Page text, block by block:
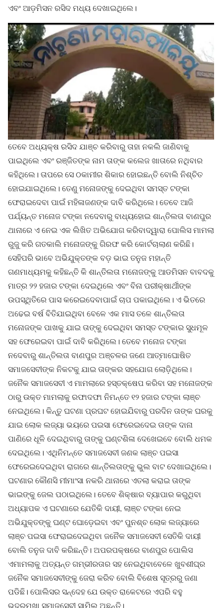
ଏବଂ ଆଡ଼ମିସନ ରସିଦ ମଧ୍ୟ ଦେଖାଇଥିଲେ।
ତେବେ ଅଧ୍ୟକ୍ଷ ରସିଦ ଯାଞ୍ଚ କରିବାରୁ ତାହା ନକଲି ଜାଣିବାକୁ
ପାଇଥିଲେ ଏବଂ ରଞ୍ଜିତଙ୍କ ନାମ ତାଙ୍କ କଲେଜ ଖାତାରେ ନଥିବାର
କହିଥିଲେ। ତାପରେ ସେ ଠକାମୀର ଶିକାର ହୋଇଛନ୍ତି ବୋଲି ନିଶ୍ଚିତ
ହୋଇଯାଇଥିଲେ। ତେଣୁ ମନୋଜଙ୍କୁ ଦେଇଥିବା ସମସ୍ତ ଟଙ୍କା
ଫେରାଇଦେବା ପାଇଁ ମହିଳାଜଣଙ୍କ ଦାବି କରିଥିଲେ। ତେବେ ଆଜି
ପର୍ଯ୍ୟନ୍ତ ମନୋଜ ଟଙ୍କା ନଦେବାରୁ ବାଧ୍ୟହୋଇ ଶାନ୍ତିଲତା ବାଣପୁର
ଥାନାରେ ଏ ନେଇ ଏକ ଲିଖିତ ଅଭିଯୋଗ କରିବାଦ୍ୱାରା ପୋଲିସ ମାମଲା
ରୁଜୁ କରି ଗତକାଲି ମନୋଜଙ୍କୁ ଗିରଫ କରି କୋର୍ଟଚାଲାଣ କରିଛି।
ସେହିପରି ଭାବେ ଅଭିଯୁକ୍ତଙ୍କ ବଡ଼ ଭାଇ ତନୁଜ ମହାନ୍ତି
ଗଣମାଧ୍ୟମକୁ କହିଛନ୍ତି କି ଶାନ୍ତିଲତା ମନୋଜଙ୍କୁ ଆଡମିସନ ବାବଦକୁ
ମାତ୍ର ୨୨ ହଜାର ଟଙ୍କା ଦେଇଥିଲେ ଏବଂ ବିନା ପରୀକ୍ଷାର୍ଥୀଙ୍କ
ଉପସ୍ଥିତିରେ ପାସ କରେଇଦେବାପାଇଁ ଚାପ ପକାଇଥିଲେ। ଏ ଭିତରେ
ଅଢେଇ ବର୍ଷ ବିତିଯାଇଥିବା ବେଳେ ଏକ ମାସ ତଳେ ଶାନ୍ତିଲତା
ମନୋଜଙ୍କ ପାଖକୁ ଯାଇ ତାଙ୍କୁ ଦେଇଥିବା ସମସ୍ତ ଟଙ୍କାର ସୁଧମୂଳ
ସହ ଫେରେଇବା ପାଇଁ ଦାବି କରିଥିଲେ। ତେବେ ମନୋଜ ଟଙ୍କା
ନଦେବାରୁ ଶାନ୍ତିଲତା ବାଣପୁର ଅଞ୍ଚଳର ଜଣେ ଆତ୍ମାଘୋଷିତ
ସମାଜସେବୀଙ୍କ ନିକଟକୁ ଯାଇ ତାଙ୍କର ସହଯୋଗ ଲୋଡ଼ିଥିଲେ।
ଜନୈକ ସମାଜସେବୀ ଏ ମାମଲାରେ ହସ୍ତକ୍ଷେପ କରିବା ସହ ମନୋଜଙ୍କ
ଠାରୁ ଉକ୍ତ ମାମଲାକୁ ରଫାଦଫା ନିମନ୍ତେ ୧୨ ହଜାର ଟଙ୍କା ଲାଞ୍ଚ
ନେଇଥିଲେ। କିନ୍ତୁ ଘଟଣା ପ୍ରଘଟ ହୋଇଯିବାରୁ ପରଦିନ ତାଙ୍କ ଘରକୁ
ଯାଇ ଲୋକ ଲଜ୍ୟା ଭୟରେ ପଇସା ଫେରେଇଦେଇ ତାଙ୍କ ଦାନା
ପାଣିରେ ଧୂଳି ଦେଇଥିବାରୁ ତାଙ୍କୁ ଘଣ୍ଟଶିଳା ଦେଖେଇବେ ବୋଲି ଧମକ
ଦେଇଥିଲେ। ଏଥିନିମନ୍ତେ ସମାଜସେବୀ ଜଣକ ଲାଞ୍ଚ ପଇସା
ଫେରେଇଦେଇଥିବା ରାଗରେ ଶାନ୍ତିଲତାଙ୍କୁ ଭୁଲ ବାଟ ଦେଖାଇଥିଲେ।
ଘଟଣାର କୌଣସି ମୀମାଂସା ନକରି ଥାନାରେ ଏତଲା କରାଇ ତାଙ୍କ
ଭାଇଙ୍କୁ ଜେଲ ପଠାଇଥିଲେ। ତେବେ ଶିକ୍ଷାର ବ୍ୟାପାର କରୁଥିବା
ଅଧ୍ୟାପକ ଏ ଘଟଣାରେ ଯେତିକି ଦାୟୀ, ଲାଞ୍ଚ ଟଙ୍କା ନେଇ
ଅଭିଯୁକ୍ତଙ୍କୁ ଘଣ୍ଟ ଘୋଡ଼େଇବା ଏବଂ ପୁନଶ୍ଚ ଲୋକ ଲଜ୍ୟାରେ
ଲାଞ୍ଚ ପଇସା ଫେରାଇଦେଇଥିବା ଜନୈକ ସମାଜସେବୀ ସେତିକି ଦାୟୀ
ବୋଲି ତନୁଜ ଦାବି କରିଛନ୍ତି। ଅପରପକ୍ଷରେ ବାଣପୁର ପୋଲିସ
ଏମାମଲାକୁ ଅତ୍ୟନ୍ତ ଗମ୍ଭୀରତାର ସହ ନେଇଥିବାବେଳେ ଖୁବଶୀଘ୍ର
ଜନୈକ ସମାଜସେବୀଙ୍କୁ ଜେରା କରିବ ବୋଲି ବିଶେଷ ସୂତ୍ରରୁ ଜଣା
ପଡିଛି। ପୋଲିସର ସନ୍ଦେହ ଯେ ଉକ୍ତ ରାକେଟରେ ଏପରି ବହୁ
ଭଦ୍ରମୁଖା ସମାଜସେବୀ ସାମିଲ ଅଛନ୍ତି।